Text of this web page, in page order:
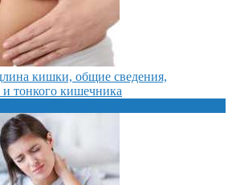
кишки, общие сведения,
и тонкого кишечника